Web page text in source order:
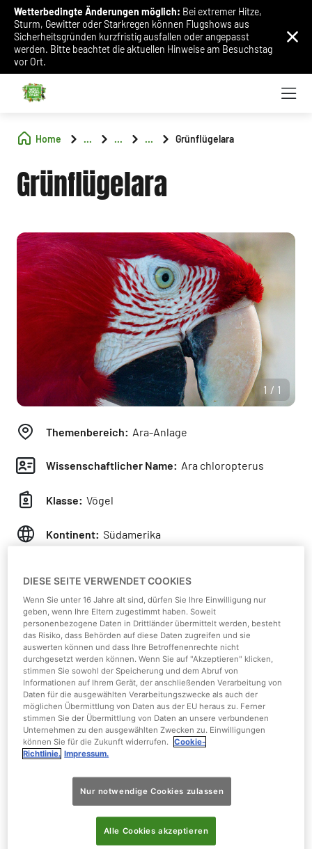
Wetterbedingte Änderungen möglich: Bei extremer Hitze,
Sturm, Gewitter oder Starkregen können Flugshows aus
Sicherheitsgründen kurzfristig ausfallen oder angepasst
werden. Bitte beachtet die aktuellen Hinweise am Besuchstag
vor Ort.
Home ... ... ... Grünflügelara
Grünflügelara
1/1
Themenbereich: Ara-Anlage
Wissenschaftlicher Name: Ara chloropterus
Klasse: Vögel
Kontinent: Südamerika
Lebensraum:
Savannenwälder
Nahrung: Sämereien, Nüsse, Früchte wie Feigen,
Beeren
Gewicht:1,0 - 1,7 kg
Größe:90 - 95 cm
Der Grünflügelara besticht durch sein
äußerst buntes Gefieder
Große Schwärme dieses Aras finden sich an
DIESE SEITE VERWENDET COOKIES
Wenn Sie unter 16 Jahre alt sind, dürfen Sie Ihre Einwilligung nur
geben, wenn Ihre Eltern zugestimmt haben. Soweit
personenbezogene Daten in Drittländer übermittelt werden, besteht
das Risiko, dass Behörden auf diese Daten zugreifen und sie
auswerten können und dass Ihre Betroffenenrechte nicht
durchgesetzt werden können. Wenn Sie auf "Akzeptieren" klicken,
stimmen Sie sowohl der Speicherung und dem Abruf von
Informationen auf Ihrem Gerät, der anschließenden Verarbeitung von
Daten für die ausgewählten Verarbeitungszwecke als auch der
möglichen Übermittlung von Daten aus der EU heraus zu. Ferner
stimmen Sie der Übermittlung von Daten an unsere verbundenen
Unternehmen zu den ausgewählten Zwecken zu. Einwilligungen
können Sie für die Zukunft widerrufen.
Cookie-
Richtlinie. Impressum.
Nur notwendige Cookies zulassen
Alle Cookies akzeptieren